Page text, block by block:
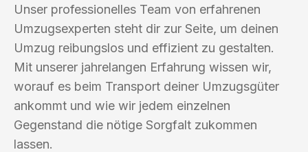
Unser professionelles Team von erfahrenen
Umzugsexperten steht dir zur Seite, um deinen
Umzug reibungslos und effizient zu gestalten.
Mit unserer jahrelangen Erfahrung wissen wir,
worauf es beim Transport deiner Umzugsgüter
ankommt und wie wir jedem einzelnen
Gegenstand die nötige Sorgfalt zukommen
lassen.